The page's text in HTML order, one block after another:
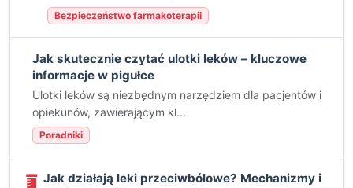
Bezpieczeństwo farmakoterapii
Jak skutecznie czytać ulotki leków – kluczowe
informacje w pigułce
Ulotki leków są niezbędnym narzędziem dla pacjentów i
opiekunów, zawierającym kl...
Poradniki
Jak działają leki przeciwbólowe? Mechanizmy i